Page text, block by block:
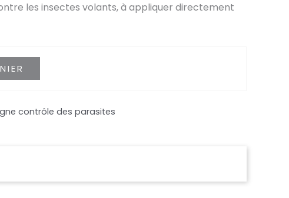
les insectes volants, à appliquer directement
contrôle des parasites